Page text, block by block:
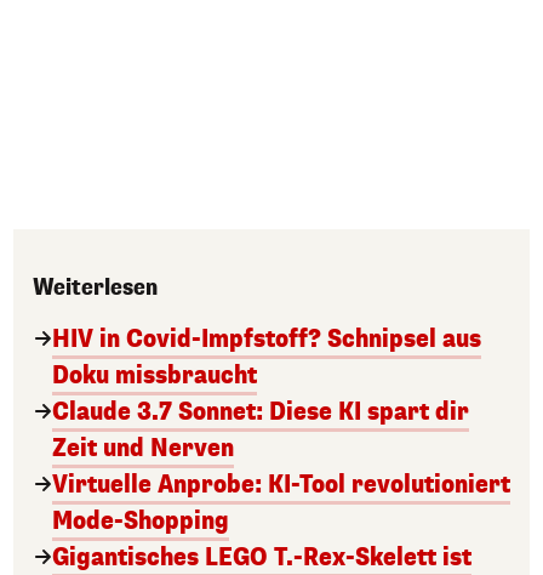
Weiterlesen
HIV in Covid-Impfstoff? Schnipsel aus
Doku missbraucht
Claude 3.7 Sonnet: Diese KI spart dir
Zeit und Nerven
Virtuelle Anprobe: KI-Tool revolutioniert
Mode-Shopping
Gigantisches LEGO T.-Rex-Skelett ist